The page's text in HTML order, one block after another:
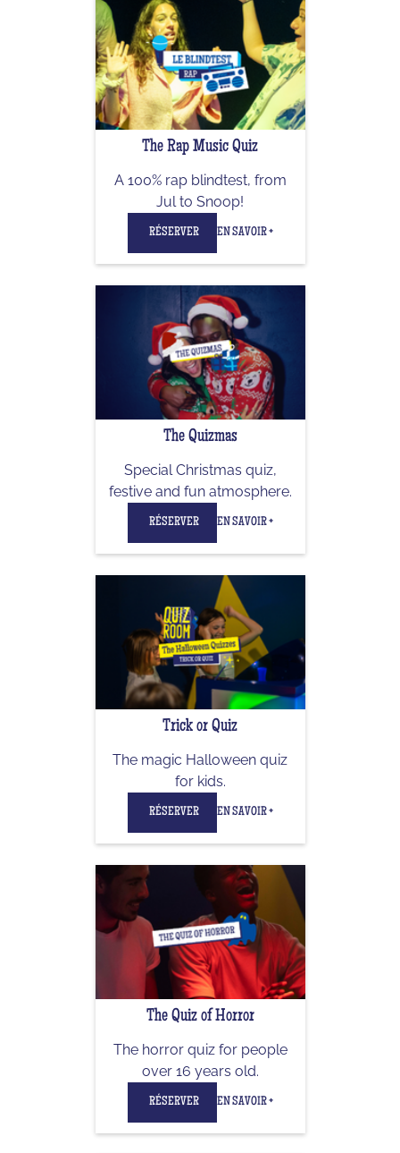
The Rap Music Quiz
A 100% rap blindtest, from
Jul to Snoop!
RÉSERVER EN SAVOIR +
The Quizmas
Special Christmas quiz,
festive and fun atmosphere.
RÉSERVER EN SAVOIR +
Trick or Quiz
The magic Halloween quiz
for kids.
RÉSERVER EN SAVOIR +
The Quiz of Horror
The horror quiz for people
over 16 years old.
RÉSERVER EN SAVOIR +